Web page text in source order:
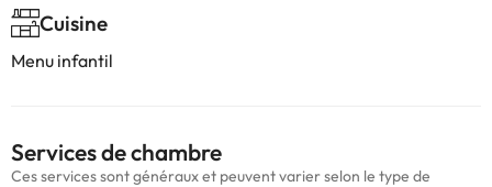
Cuisine
Menu infantil
Services de chambre
Ces services sont généraux et peuvent varier selon le type de